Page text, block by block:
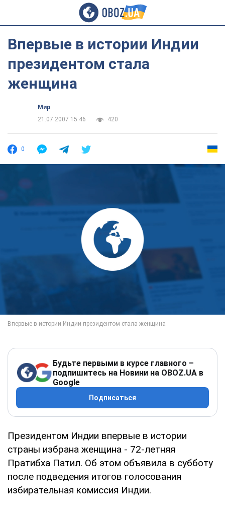
Впервые в истории Индии
президентом стала
женщина
Мир
21.07.2007 15:46
420
0
Будьте первыми в курсе главного –
подпишитесь на Новини на OBOZ.UA в
Google
Подписаться
Президентом Индии впервые в истории
страны избрана женщина - 72-летняя
Пратибха Патил. Об этом объявила в субботу
после подведения итогов голосования
избирательная комиссия Индии.